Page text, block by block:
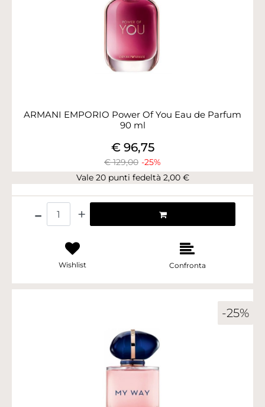
ARMANI EMPORIO Power Of You Eau de Parfum
90 ml
€ 129,00 -25%
€ 96,75
Vale 20 punti fedeltà 2,00 €
Wishlist Confronta
-25%